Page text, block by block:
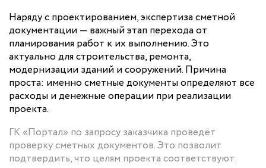
Наряду с проектированием, экспертиза сметной
документации — важный этап перехода от
планирования работ к их выполнению. Это
актуально для строительства, ремонта,
модернизации зданий и сооружений. Причина
проста: именно сметные документы определяют все
расходы и денежные операции при реализации
проекта.
ГК «Портал» по запросу заказчика проведёт
проверку сметных документов. Это позволит
подтвердить, что целям проекта соответствуют: